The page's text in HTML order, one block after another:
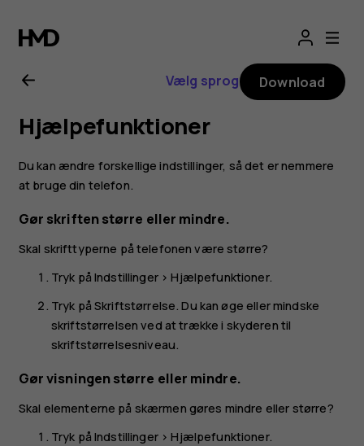
Brugervejledning
til
Nokia
1.4
Vælg sprog Download
Hjælpefunktioner
Du kan ændre forskellige indstillinger, så det er nemmere
at bruge din telefon.
Gør skriften større eller mindre.
Skal skrifttyperne på telefonen være større?
Tryk påIndstillinger>Hjælpefunktioner.
Tryk påSkriftstørrelse. Du kan øge eller mindske
skriftstørrelsen ved at trække i skyderen til
skriftstørrelsesniveau.
Gør visningen større eller mindre.
Skal elementerne på skærmen gøres mindre eller større?
Tryk påIndstillinger>Hjælpefunktioner.